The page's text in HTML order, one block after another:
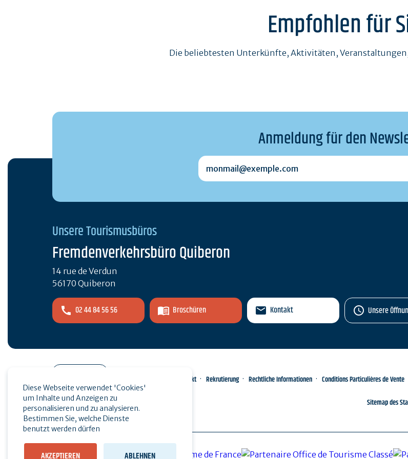
Empfohlen für
Die beliebtesten Unterkünfte, Aktivitäten,
Anmeldung für den
monmail@exemple.com
Unsere Tourismusbüros
Fremdenverkehrsbüro Quiberon
14 rue de Verdun
56170 Quiberon
02 44 84 56 56 Broschüren Kontakt Unsere
Presse
Kontakt Rekrutierung Rechtliche Informationen Conditions Particulières de Vente
Sitemap des
Diese Webseite verwendet 'Cookies'
um Inhalte und Anzeigen zu
personalisieren und zu analysieren.
Bestimmen Sie, welche Dienste
benutzt werden dürfen
AKZEPTIEREN ABLEHNEN